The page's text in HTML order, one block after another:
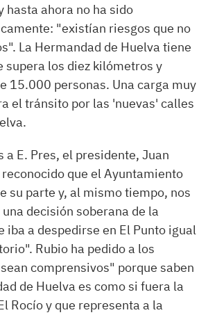
hasta ahora no ha sido
"existían riesgos que no
La Hermandad de Huelva tiene
supera los diez kilómetros y
15.000 personas. Una carga muy
el tránsito por las 'nuevas' calles
a E. Pres, el presidente, Juan
que el Ayuntamiento
su parte y, al mismo tiempo, nos
decisión soberana de la
iba a despedirse en El Punto igual
Rubio ha pedido a los
comprensivos" porque saben
de Huelva es como si fuera la
Rocío y que representa a la